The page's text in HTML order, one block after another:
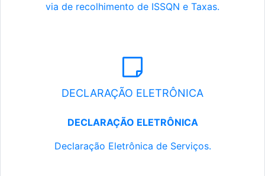
via de recolhimento de ISSQN e Taxas.
DECLARAÇÃO ELETRÔNICA
DECLARAÇÃO ELETRÔNICA
Declaração Eletrônica de Serviços.